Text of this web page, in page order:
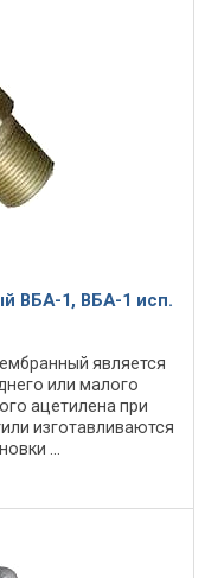
ВБА-1, ВБА-1 исп.
является
или малого
ацетилена при
изготавливаются
...